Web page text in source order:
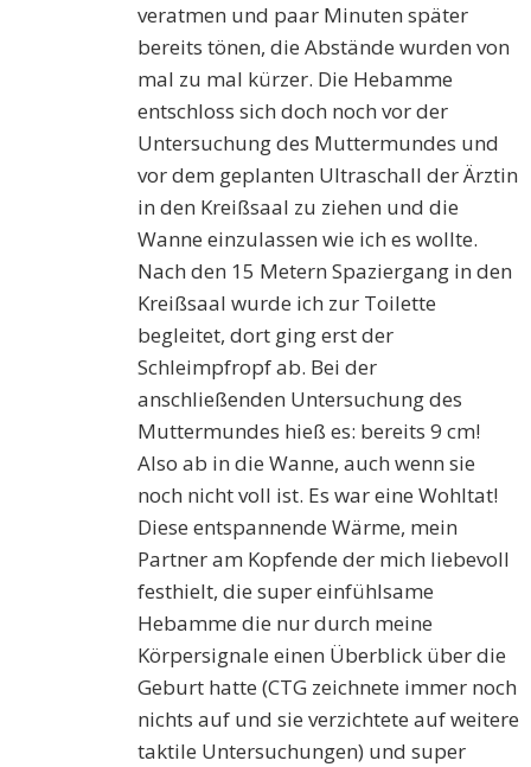
veratmen und paar Minuten später
bereits tönen, die Abstände wurden von
mal zu mal kürzer. Die Hebamme
entschloss sich doch noch vor der
Untersuchung des Muttermundes und
vor dem geplanten Ultraschall der Ärztin
in den Kreißsaal zu ziehen und die
Wanne einzulassen wie ich es wollte.
Nach den 15 Metern Spaziergang in den
Kreißsaal wurde ich zur Toilette
begleitet, dort ging erst der
Schleimpfropf ab. Bei der
anschließenden Untersuchung des
Muttermundes hieß es: bereits 9 cm!
Also ab in die Wanne, auch wenn sie
noch nicht voll ist. Es war eine Wohltat!
Diese entspannende Wärme, mein
Partner am Kopfende der mich liebevoll
festhielt, die super einfühlsame
Hebamme die nur durch meine
Körpersignale einen Überblick über die
Geburt hatte (CTG zeichnete immer noch
nichts auf und sie verzichtete auf weitere
taktile Untersuchungen) und super